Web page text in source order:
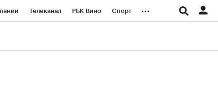
Телеканал РБК Вино Спорт ...